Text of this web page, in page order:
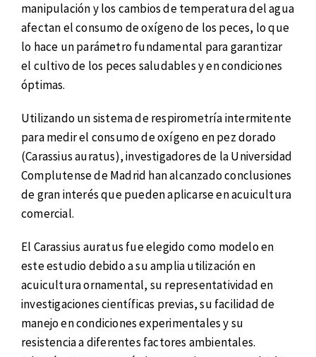
manipulación y los cambios de temperatura del agua
afectan el consumo de oxígeno de los peces, lo que
lo hace un parámetro fundamental para garantizar
el cultivo de los peces saludables y en condiciones
óptimas.
Utilizando un sistema de respirometría intermitente
para medir el consumo de oxígeno en pez dorado
(Carassius auratus), investigadores de la Universidad
Complutense de Madrid han alcanzado conclusiones
de gran interés que pueden aplicarse en acuicultura
comercial.
El Carassius auratus fue elegido como modelo en
este estudio debido a su amplia utilización en
acuicultura ornamental, su representatividad en
investigaciones científicas previas, su facilidad de
manejo en condiciones experimentales y su
resistencia a diferentes factores ambientales.